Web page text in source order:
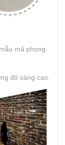
mã phong
độ sáng cao.